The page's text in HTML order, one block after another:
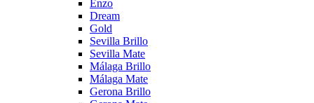
Enzo
Dream
Gold
Sevilla Brillo
Sevilla Mate
Málaga Brillo
Málaga Mate
Gerona Brillo